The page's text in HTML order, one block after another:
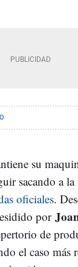
su
sacando a la
oficiales.
por
de
el caso más